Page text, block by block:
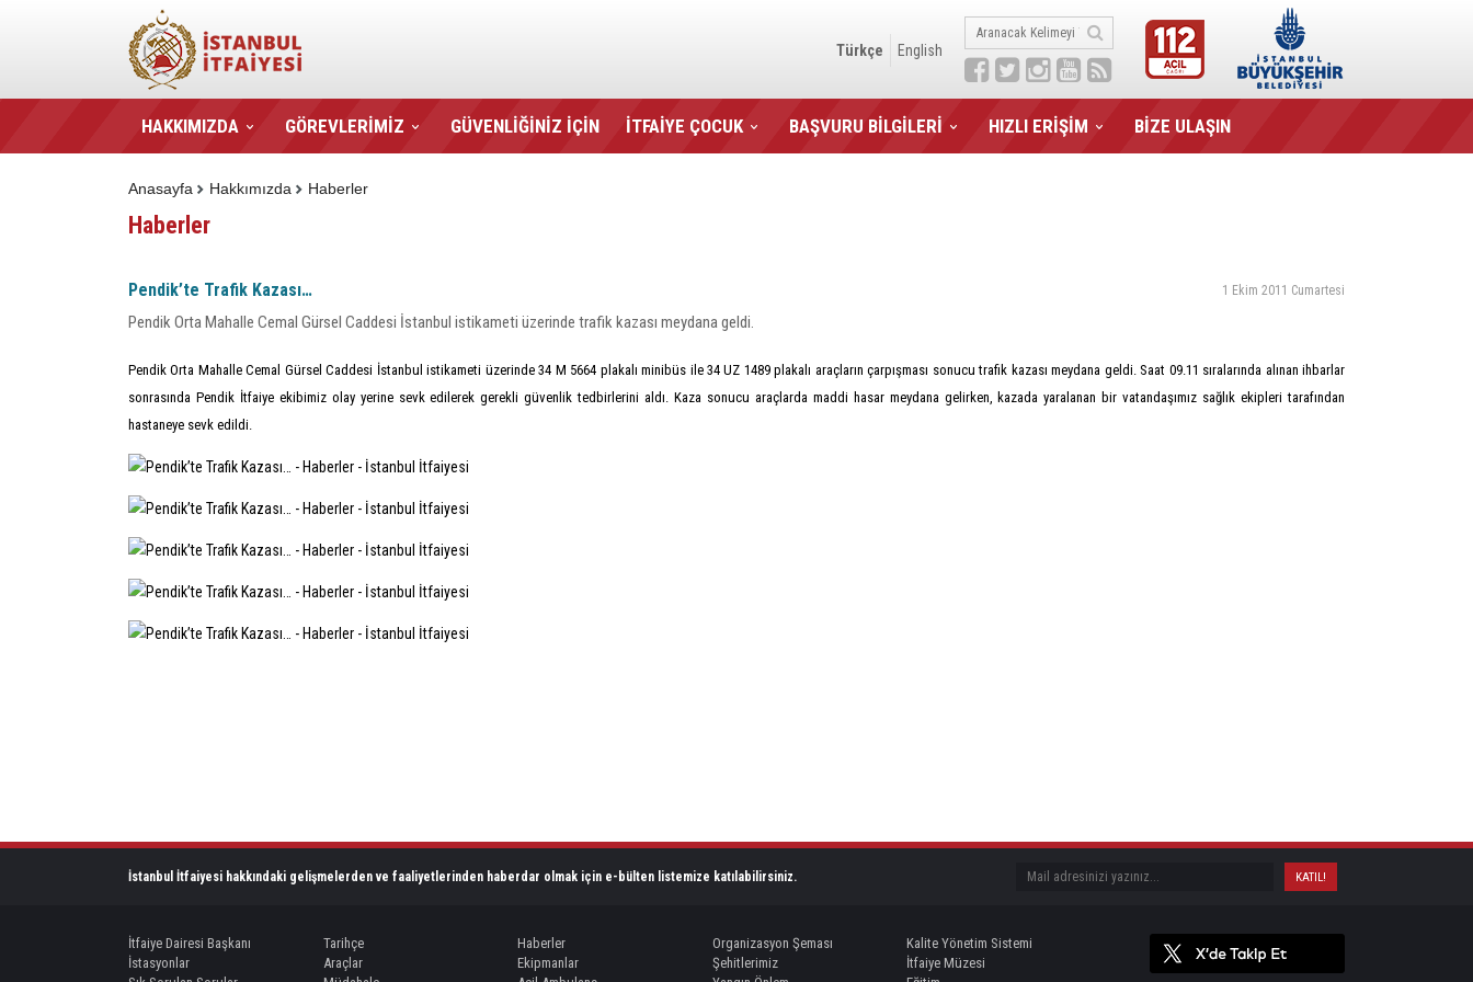
Türkçe English
HAKKIMIZDA GÖREVLERİMİZ GÜVENLİĞİNİZ İÇİN İTFAİYE ÇOCUK BAŞVURU BİLGİLERİ HIZLI ERİŞİM BİZE ULAŞIN
Haberler
Hakkımızda
Anasayfa
Haberler
Pendik’te Trafik Kazası… 1 Ekim 2011 Cumartesi
Pendik Orta Mahalle Cemal Gürsel Caddesi İstanbul istikameti üzerinde trafik kazası meydana geldi.
Pendik Orta Mahalle Cemal Gürsel Caddesi İstanbul istikameti üzerinde 34 M 5664 plakalı minibüs ile 34 UZ 1489 plakalı araçların çarpışması sonucu trafik kazası meydana geldi. Saat 09.11 sıralarında alınan ihbarlar
sonrasında Pendik İtfaiye ekibimiz olay yerine sevk edilerek gerekli güvenlik tedbirlerini aldı. Kaza sonucu araçlarda maddi hasar meydana gelirken, kazada yaralanan bir vatandaşımız sağlık ekipleri tarafından
hastaneye sevk edildi.
İstanbul İtfaiyesi hakkındaki gelişmelerden ve faaliyetlerinden haberdar olmak için e-bülten listemize katılabilirsiniz.
İtfaiye Dairesi Başkanı Tarihçe Haberler Organizasyon Şeması
Kalite Yönetim Sistemi
İstasyonlar
Araçlar Ekipmanlar Şehitlerimiz
İtfaiye Müzesi